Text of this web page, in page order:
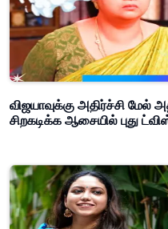
விஜயாவுக்கு அதிர்ச்சி மேல்
சிறகடிக்க ஆசையில் புது